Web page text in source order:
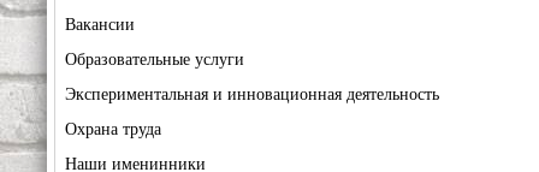
Вакансии
Образовательные услуги
Экспериментальная и инновационная деятельность
Охрана труда
Наши именинники